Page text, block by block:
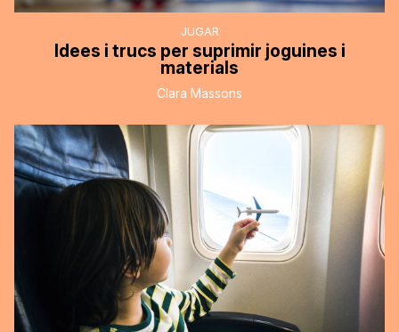
JUGAR
Idees i trucs per suprimir joguines i
materials
Clara Massons